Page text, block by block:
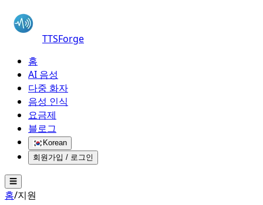
TTSForge
홈
AI 음성
다중 화자
음성 인식
요금제
블로그
Korean
회원가입 / 로그인
☰
홈/지원